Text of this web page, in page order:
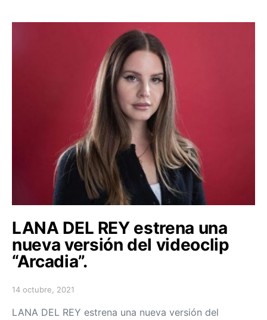
LANA DEL REY estrena una
nueva versión del videoclip
“Arcadia”.
Posted on
14 octubre, 2021
LANA DEL REY estrena una nueva versión del